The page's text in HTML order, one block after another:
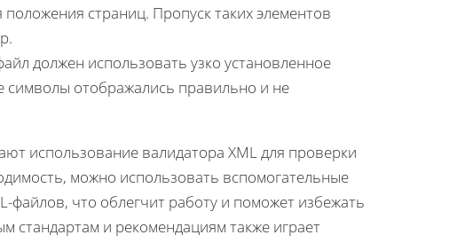
положения страниц. Пропуск таких элементов
должен использовать узко установленное
символы отображались правильно и не
использование валидатора XML для проверки
можно использовать вспомогательные
файлов, что облегчит работу и поможет избежать
и рекомендациям также играет